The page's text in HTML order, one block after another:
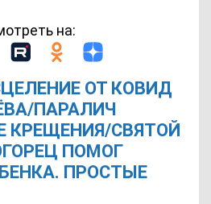
на:
ОТ КОВИД
ПАРАЛИЧ
КРЕЩЕНИЯ/СВЯТОЙ
ПОМОГ
ПРОСТЫЕ